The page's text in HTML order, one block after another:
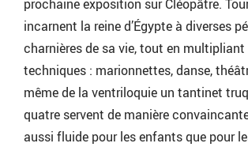
prochaine exposition sur Cléopâtre.
incarnent la reine d’Égypte à diverses
charnières de sa vie, tout en multipliant
techniques : marionnettes, danse,
même de la ventriloquie un tantinet
quatre servent de manière
aussi fluide pour les enfants que pour